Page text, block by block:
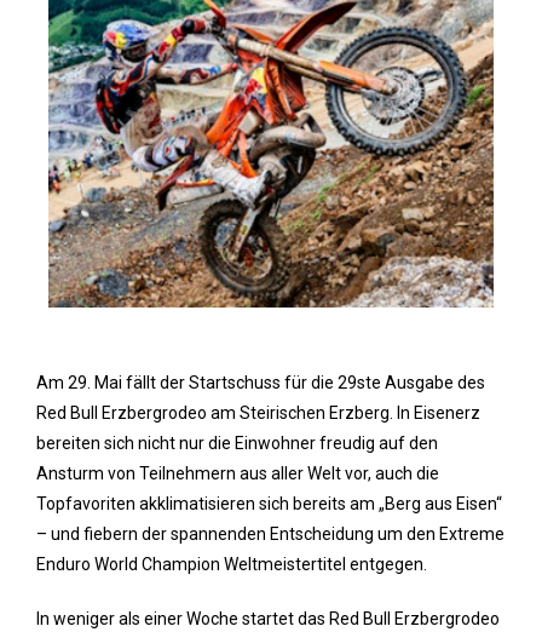
Am 29. Mai fällt der Startschuss für die 29ste Ausgabe des
Red Bull Erzbergrodeo am Steirischen Erzberg. In Eisenerz
bereiten sich nicht nur die Einwohner freudig auf den
Ansturm von Teilnehmern aus aller Welt vor, auch die
Topfavoriten akklimatisieren sich bereits am „Berg aus Eisen“
– und fiebern der spannenden Entscheidung um den Extreme
Enduro World Champion Weltmeistertitel entgegen.
In weniger als einer Woche startet das Red Bull Erzbergrodeo